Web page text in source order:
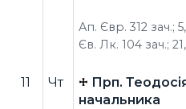
Ап. Євр. 312 зач.; 5,
Єв. Лк. 104 зач.;
11 Чт
Прп.
начальника